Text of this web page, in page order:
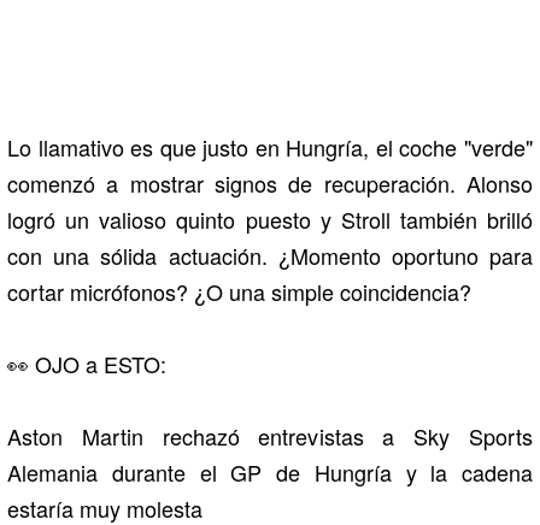
Lo llamativo es que justo en Hungría, el coche "verde"
comenzó a mostrar signos de recuperación. Alonso
logró un valioso quinto puesto y Stroll también brilló
con una sólida actuación. ¿Momento oportuno para
cortar micrófonos? ¿O una simple coincidencia?
👀 OJO a ESTO:
Aston Martin rechazó entrevistas a Sky Sports
Alemania durante el GP de Hungría y la cadena
estaría muy molesta